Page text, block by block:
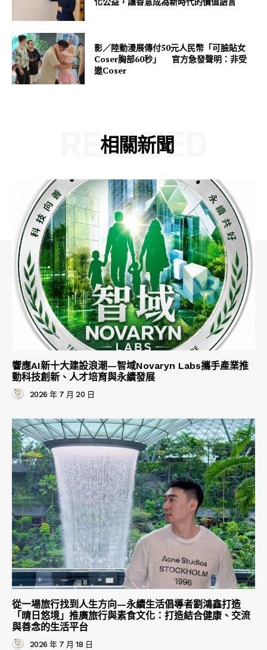
影／陸動漫展傳付50元人民幣「可臉貼女
Coser胸部60秒」 官方急發聲明：非受
邀Coser
相關新聞
RELATED
響應AI新十大建設浪潮—智域Novaryn Labs攜手產業推
動科技創新、人才培育與永續發展
2026 年 7 月 20 日
從一場旅行找到人生方向—永續生活倡導者劉鴻鑫打造
「晴日悠境」推廣旅行與素食文化：打造結合健康、交流
與善念的生活平台
2026 年 7 月 18 日